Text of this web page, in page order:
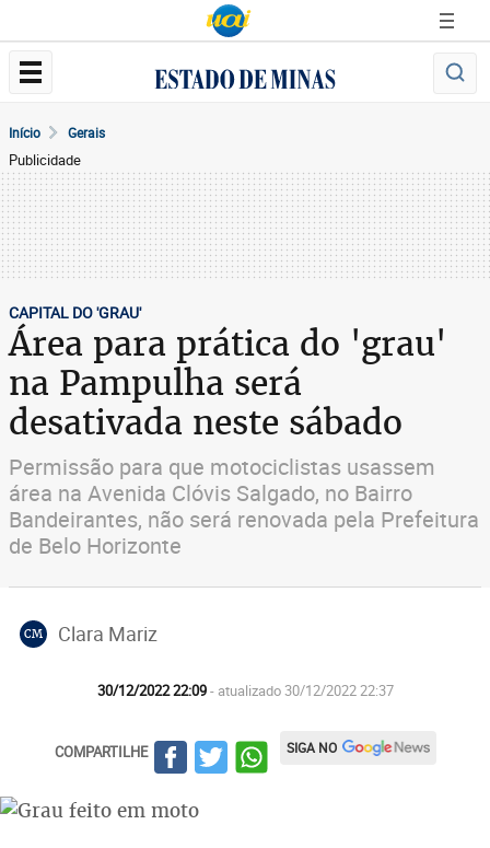
Início Gerais
Publicidade
CAPITAL DO 'GRAU'
Área para prática do 'grau'
na Pampulha será
desativada neste sábado
Permissão para que motociclistas usassem
área na Avenida Clóvis Salgado, no Bairro
Bandeirantes, não será renovada pela Prefeitura
de Belo Horizonte
CM Clara Mariz
30/12/2022 22:09- atualizado 30/12/2022 22:37
COMPARTILHE SIGA NO